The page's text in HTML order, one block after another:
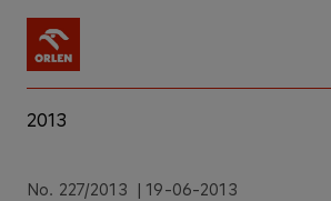
2013
No. 227/2013 | 19-06-2013